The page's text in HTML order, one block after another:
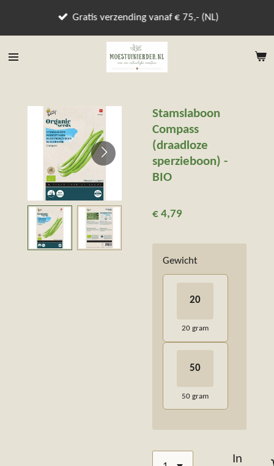
de
Gratis verzending vanaf € 75,- (NL)
Stamslaboon
Compass
(draadloze
sperzieboon) -
BIO
€ 4,79
Gewicht
20
20 gram
50
50 gram
In